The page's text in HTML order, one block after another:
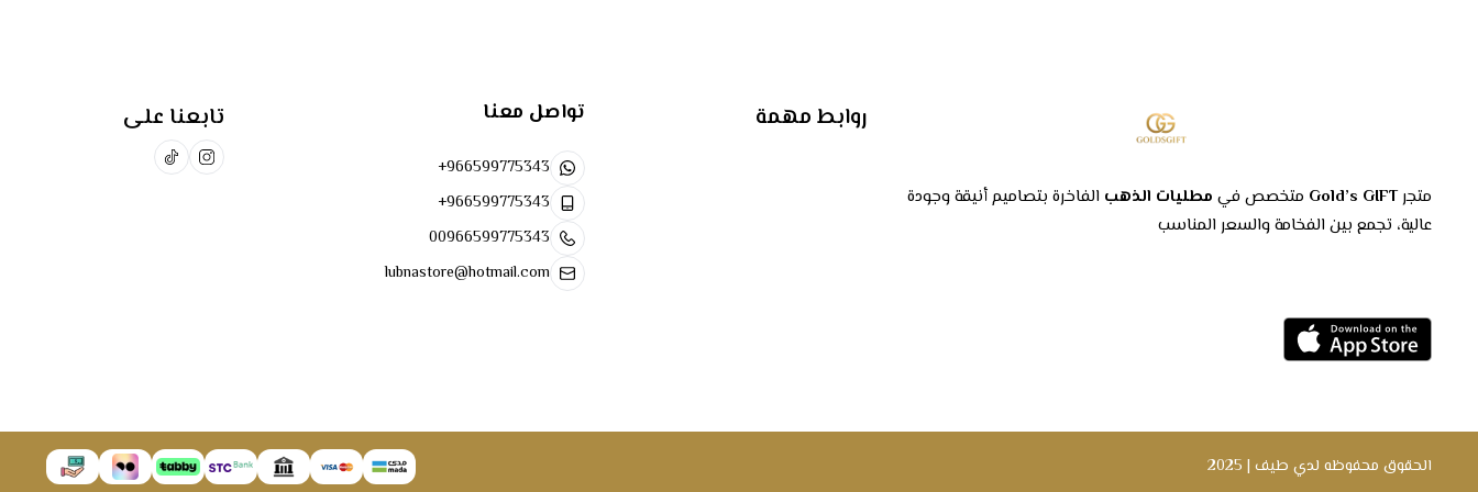
مميزات سلسال مطلي عيار 21 مع جملة من اختيارك:
يتميز هذا السلسال بتصميمه الفريد والملفت للنظر، حيث يعكس بريقًا خاصًا ويضفي لمسة ساحرة على إطلالتك.
سواء ارتديته لحفلة مسائية أو لمناسبة خاصة، فإن هذا السلسال سيجذب الأنظار ويثير إعجاب الجميع.
قم الآن بزيارة متجرنا الإلكتروني "
متجرGold’s GIFT متخصص في مطليات الذهب الفاخرة بتصاميم أنيقة وجودة
عالية، تجمع بين الفخامة والسعر المناسب
روابط مهمة تواصل معنا
+966599775343
+966599775343
00966599775343
lubnastore@hotmail.com
تابعنا على
الحقوق محفوظه لدي طيف | 2025